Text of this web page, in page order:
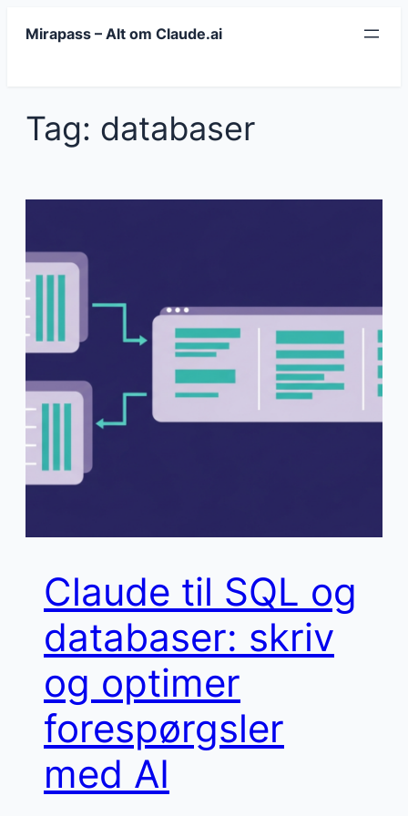
Mirapass – Alt om Claude.ai
Tag: databaser
Claude til SQL og
databaser: skriv
og optimer
forespørgsler
med AI